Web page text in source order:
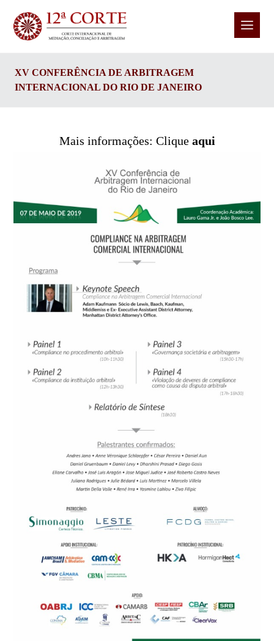
XV CONFERÊNCIA DE ARBITRAGEM
INTERNACIONAL DO RIO DE JANEIRO
Mais informações: Clique aqui